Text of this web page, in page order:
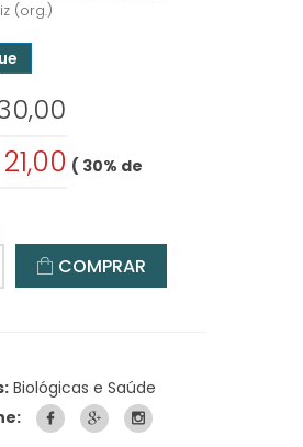
(org.)
( 30% de
COMPRAR
Biológicas e Saúde